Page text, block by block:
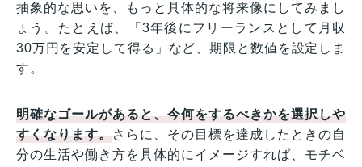
抽象的な思いを、もっと具体的な将来像にしてみまし
ょう。たとえば、「3年後にフリーランスとして月収
30万円を安定して得る」など、期限と数値を設定しま
す。
明確なゴールがあると、今何をするべきかを選択しや
すくなります。さらに、その目標を達成したときの自
分の生活や働き方を具体的にイメージすれば、モチベ